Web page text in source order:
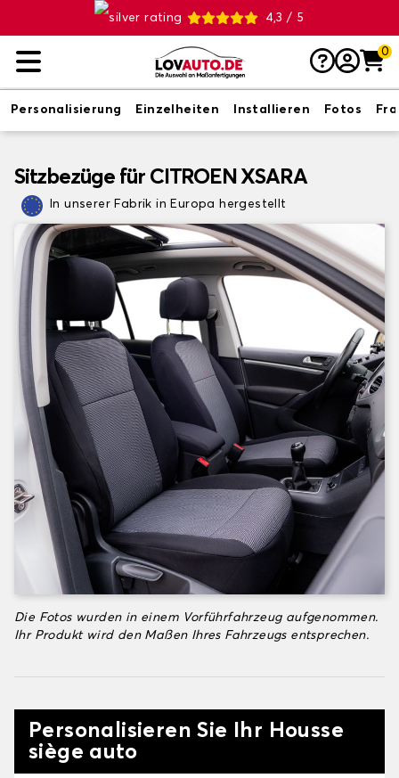
4,3 / 5
0
Personalisierung Einzelheiten Installieren Fotos
Sitzbezüge für CITROEN XSARA
In unserer Fabrik in Europa hergestellt
Die Fotos wurden in einem Vorführfahrzeug aufgenommen.
Ihr Produkt wird den Maßen Ihres Fahrzeugs entsprechen.
Personalisieren Sie Ihr Housse
siège auto